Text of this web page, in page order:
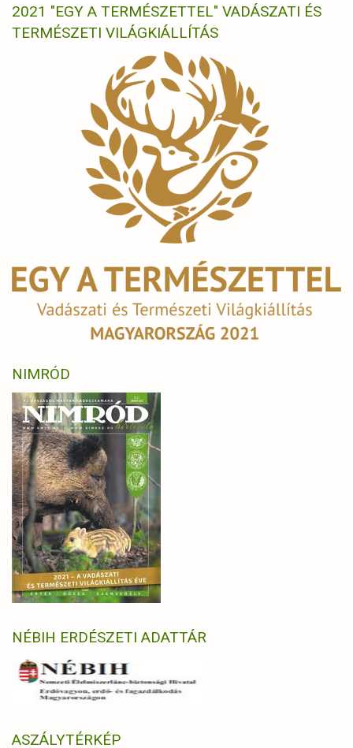
2021 "EGY A TERMÉSZETTEL" VADÁSZATI ÉS
TERMÉSZETI VILÁGKIÁLLÍTÁS
NIMRÓD
NÉBIH ERDÉSZETI ADATTÁR
ASZÁLYTÉRKÉP